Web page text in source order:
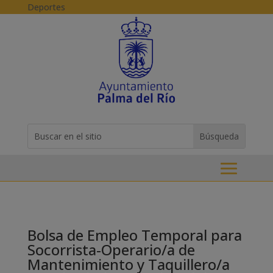
Skip to content
Deportes
for...
Bolsa de Empleo Temporal para
Socorrista-Operario/a de
Mantenimiento y Taquillero/a